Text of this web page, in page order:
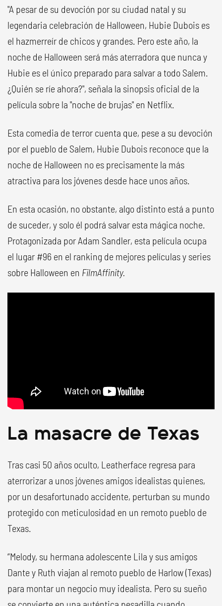
"A pesar de su devoción por su ciudad natal y su
legendaria celebración de Halloween, Hubie Dubois es
el hazmerreír de chicos y grandes. Pero este año, la
noche de Halloween será más aterradora que nunca y
Hubie es el único preparado para salvar a todo Salem.
¿Quién se ríe ahora?", señala la sinopsis oficial de la
película sobre la "noche de brujas" en Netflix.
Esta comedia de terror cuenta que, pese a su devoción
por el pueblo de Salem, Hubie Dubois reconoce que la
noche de Halloween no es precisamente la más
atractiva para los jóvenes desde hace unos años.
En esta ocasión, no obstante, algo distinto está a punto
de suceder, y solo él podrá salvar esta mágica noche.
Protagonizada por Adam Sandler, esta película ocupa
el lugar #96 en el ranking de mejores películas y series
sobre Halloween en FilmAffinity.
La masacre de Texas
Tras casi 50 años oculto, Leatherface regresa para
aterrorizar a unos jóvenes amigos idealistas quienes,
por un desafortunado accidente, perturban su mundo
protegido con meticulosidad en un remoto pueblo de
Texas.
“Melody, su hermana adolescente Lila y sus amigos
Dante y Ruth viajan al remoto pueblo de Harlow (Texas)
para montar un negocio muy idealista. Pero su sueño